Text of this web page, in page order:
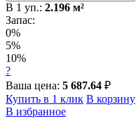
В 1 уп.: 2.196 м²
Запас:
0%
5%
10%
?
Ваша цена: 5 687.64 ₽
Купить в 1 клик В корзину
В избранное